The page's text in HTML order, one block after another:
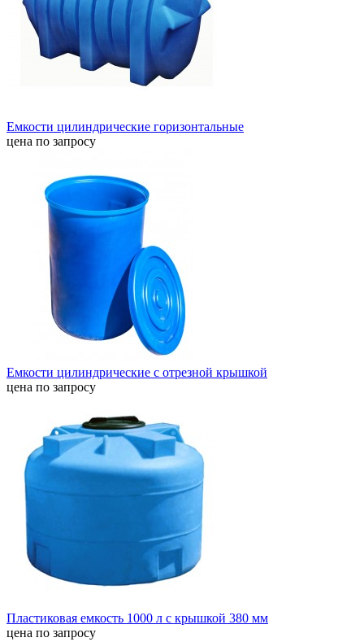
Емкости цилиндрические горизонтальные
цена по запросу
Емкости цилиндрические с отрезной крышкой
цена по запросу
Пластиковая емкость 1000 л с крышкой 380 мм
цена по запросу